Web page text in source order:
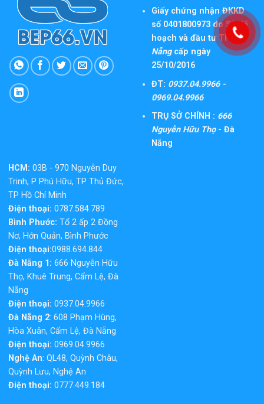
Giấy chứng nhận ĐKKD
số 0401800973 do Sở Kế
hoạch và đầu tư TP Đà
Nẵngcấp ngày
25/10/2016
ĐT: 0937.04.9966 -
0969.04.9966
TRỤ SỞ CHÍNH : 666
Nguyễn Hữu Thọ- Đà
Nẵng
HCM: 03B - 970 Nguyễn Duy
Trinh, P Phú Hữu, TP Thủ Đức,
TP Hồ Chí Minh
Điện thoại: 0787.584.789
Bình Phước: Tổ 2 ấp 2 Đồng
Nơ, Hớn Quản, Bình Phước
Điện thoại:0988.694.844
Đà Nẵng 1: 666 Nguyễn Hữu
Thọ, Khuê Trung, Cẩm Lệ, Đà
Nẵng
Điện thoại: 0937.04.9966
Đà Nẵng 2: 608 Phạm Hùng,
Hòa Xuân, Cẩm Lệ, Đà Nẵng
Điện thoại: 0969.04.9966
Nghệ An: QL48, Quỳnh Châu,
Quỳnh Lưu, Nghệ An
Điện thoại: 0777.449.184